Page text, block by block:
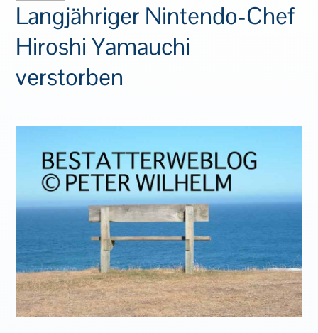
Langjähriger Nintendo-Chef
Hiroshi Yamauchi
verstorben